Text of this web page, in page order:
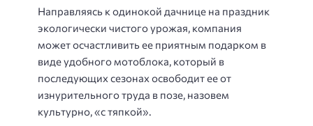
Направляясь к одинокой дачнице на праздник
экологически чистого урожая, компания
может осчастливить ее приятным подарком в
виде удобного мотоблока, который в
последующих сезонах освободит ее от
изнурительного труда в позе, назовем
культурно, «с тяпкой».